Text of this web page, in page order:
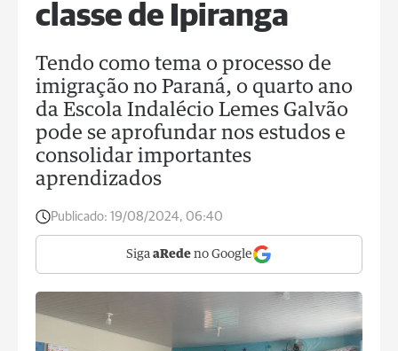
classe de Ipiranga
Tendo como tema o processo de
imigração no Paraná, o quarto ano
da Escola Indalécio Lemes Galvão
pode se aprofundar nos estudos e
consolidar importantes
aprendizados
Publicado: 19/08/2024, 06:40
Siga aRede no Google